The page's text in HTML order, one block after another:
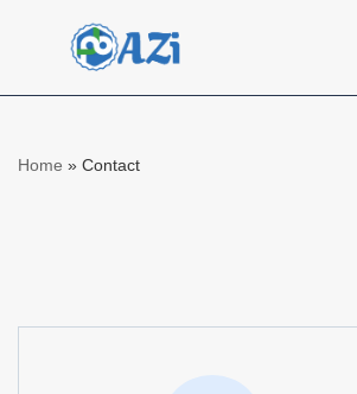
Home » Contact